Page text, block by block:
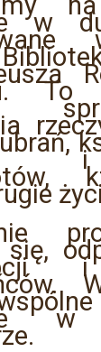
w
w